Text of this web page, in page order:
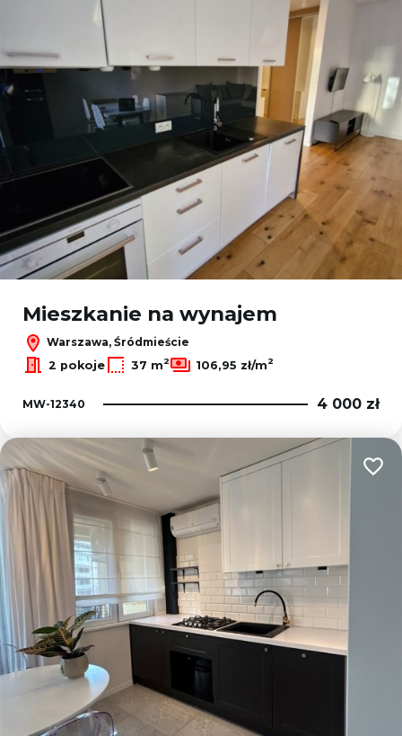
Mieszkanie na wynajem
Warszawa, Śródmieście
2 pokoje
37 m2 106,95 zł/m2
MW-12340 4 000 zł